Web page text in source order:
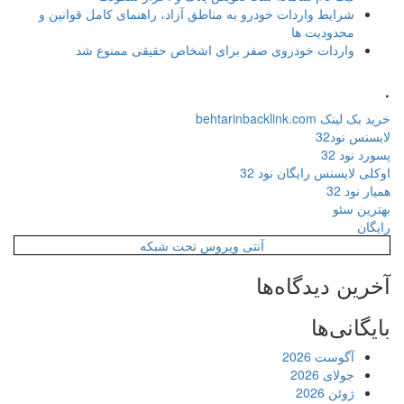
شرایط واردات خودرو به مناطق آزاد، راهنمای کامل قوانین و
محدودیت ها
واردات خودروی صفر برای اشخاص حقیقی ممنوع شد
خرید بک لینک behtarinbacklink.com
لایسنس نود32
پسورد نود 32
اوکلی لایسنس رایگان نود 32
همیار نود 32
بهترین سئو
رایگان
آنتی ویروس تحت شبکه
آخرین دیدگاه‌ها
بایگانی‌ها
آگوست 2026
جولای 2026
ژوئن 2026